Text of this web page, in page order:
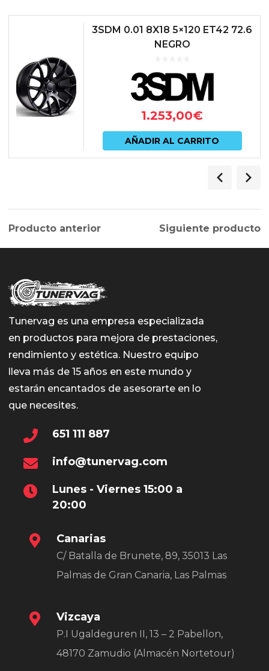
3SDM 0.01 8X18 5×120 ET42 72.6
NEGRO
1.253,00€
AÑADIR AL CARRITO
Producto anterior Siguiente producto
Tunervag es una empresa especializada
en productos para mejora de prestaciones,
rendimiento y estética. Nuestro equipo
lleva más de 15 años en este mundo y
estarán encantados de asesorarte en lo
que necesites.
651 111 887
info@tunervag.com
Lunes - Viernes 15:00 a
20:00
Canarias
C/ Batalla de Brunete, 89, 35013 Las
Palmas de Gran Canaria, Las Palmas
Vizcaya
P.I Ugaldeguren II, 13 – 2 Pabellon,
48170 Zamudio (Almacén Nortetour)